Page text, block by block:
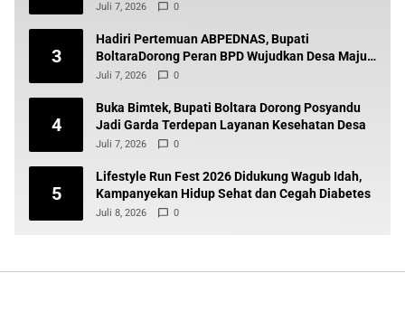
Juli 7, 2026 0
3
Hadiri Pertemuan ABPEDNAS, Bupati
BoltaraDorong Peran BPD Wujudkan Desa Maju
dan Transparan
Juli 7, 2026 0
4
Buka Bimtek, Bupati Boltara Dorong Posyandu
Jadi Garda Terdepan Layanan Kesehatan Desa
Juli 7, 2026 0
5
Lifestyle Run Fest 2026 Didukung Wagub Idah,
Kampanyekan Hidup Sehat dan Cegah Diabetes
Juli 8, 2026 0